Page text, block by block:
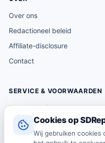
Cookies op
Wij gebruiken cookies
Over ons
Redactioneel beleid
Affiliate-disclosure
Contact
SERVICE & VOORWAARDEN
Klantenservice
Verzending & levering
Retourneren